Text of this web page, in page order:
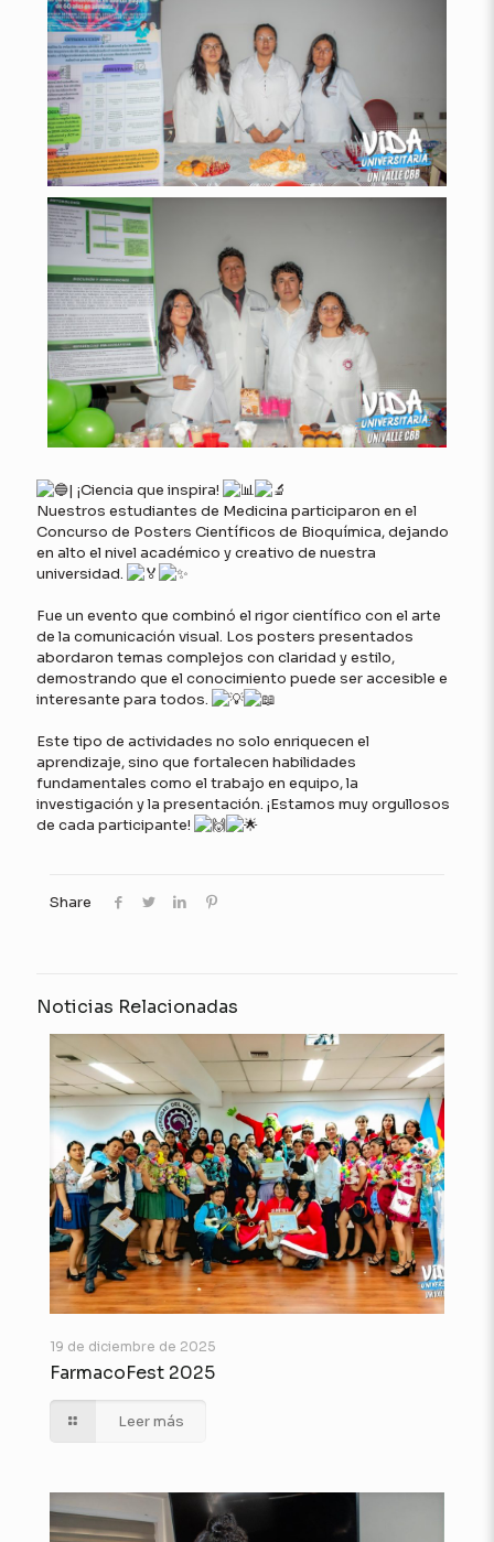
| ¡Ciencia que inspira!
Nuestros estudiantes de Medicina participaron en el
Concurso de Posters Científicos de Bioquímica, dejando
en alto el nivel académico y creativo de nuestra
universidad.
Fue un evento que combinó el rigor científico con el arte
de la comunicación visual. Los posters presentados
abordaron temas complejos con claridad y estilo,
demostrando que el conocimiento puede ser accesible e
interesante para todos.
Este tipo de actividades no solo enriquecen el
aprendizaje, sino que fortalecen habilidades
fundamentales como el trabajo en equipo, la
investigación y la presentación. ¡Estamos muy orgullosos
de cada participante!
Share
Noticias Relacionadas
19 de diciembre de 2025
FarmacoFest 2025
Leer más